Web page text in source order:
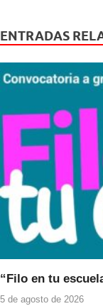
e
b
o
k
er s
A
p
p
ENTRADAS
“Filo en tu
5 de agosto de 2026